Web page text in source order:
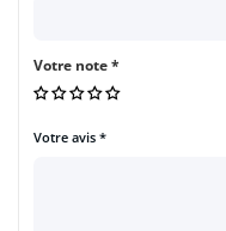
Votre note*
Votre avis *